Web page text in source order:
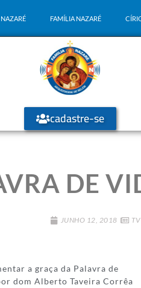
FAMÍLIA NAZARÉ
cadastre-se
DE
JUNHO 12, 2018
a graça da Palavra de
dom Alberto Taveira Corrêa